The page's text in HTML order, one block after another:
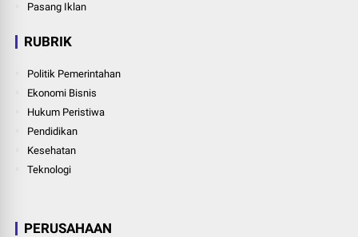
Pasang Iklan
RUBRIK
Politik Pemerintahan
Ekonomi Bisnis
Hukum Peristiwa
Pendidikan
Kesehatan
Teknologi
PERUSAHAAN